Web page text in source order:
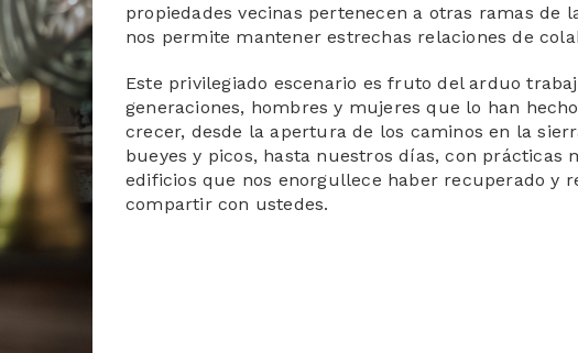
propiedades vecinas pertenecen a otras ramas de
nos permite mantener estrechas relaciones de
Este privilegiado escenario es fruto del arduo
generaciones, hombres y mujeres que lo han
crecer, desde la apertura de los caminos en la
bueyes y picos, hasta nuestros días, con prácticas
edificios que nos enorgullece haber recuperado y
compartir con ustedes.